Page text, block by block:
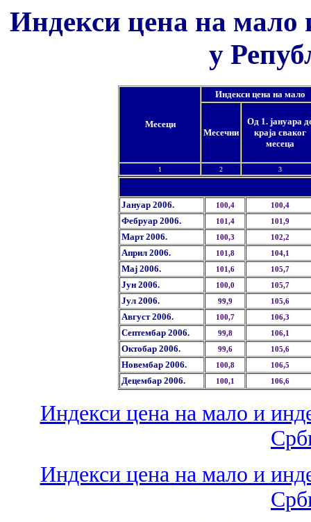
Индекси цена на мало
у
Месеци
Индекси цена на мало
Месечни
Од 1. jануара
краjа сваког
месеца
1 2 3
Јануар 2006. 100,4 100,4
Фебруар 2006. 101,4 101,9
Март 2006. 100,3 102,2
Април 2006. 101,8 104,1
Мај 2006. 101,6 105,7
Јун 2006. 100,0 105,7
Јул 2006. 99,9 105,6
Август 2006. 100,7 106,3
Септембар 2006. 99,8 106,1
Октобар 2006. 99,6 105,6
Новембар 2006. 100,8 106,5
Децембар 2006. 100,1 106,6
Индекси цена на мало и
Индекси цена на мало и